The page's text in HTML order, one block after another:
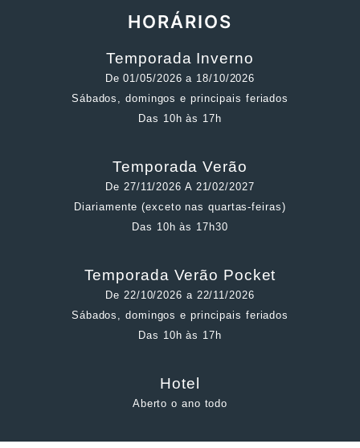
HORÁRIOS
Temporada Inverno
De 01/05/2026 a 18/10/2026
Sábados, domingos e principais feriados
Das 10h às 17h
Temporada Verão
De 27/11/2026 A 21/02/2027
Diariamente (exceto nas quartas-feiras)
Das 10h às 17h30
Temporada Verão Pocket
De 22/10/2026 a 22/11/2026
Sábados, domingos e principais feriados
Das 10h às 17h
Hotel
Aberto o ano todo